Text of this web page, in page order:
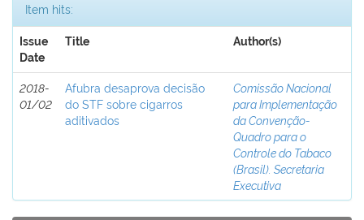
Item hits:
Issue
Date
Title Author(s)
2018-
01/02
Afubra desaprova decisão
do STF sobre cigarros
aditivados
Comissão Nacional
para Implementação
da Convenção-
Quadro para o
Controle do Tabaco
(Brasil). Secretaria
Executiva